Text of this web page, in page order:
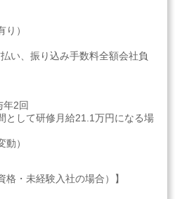
）
い、振り込み手数料全額会社負
年2回
として研修月給21.1万円になる場
動）
格・未経験入社の場合）】